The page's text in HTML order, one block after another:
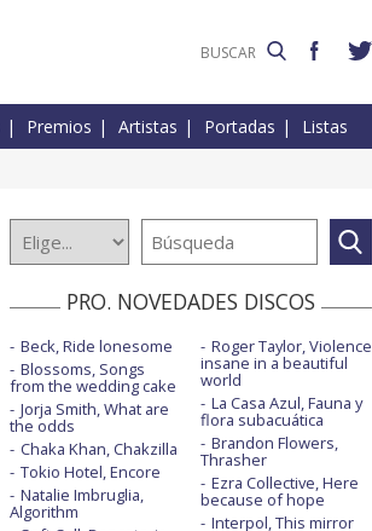
Premios Artistas Portadas Listas
PRO. NOVEDADES DISCOS
Beck, Ride lonesome
Blossoms, Songs
from the wedding cake
Jorja Smith, What are
the odds
Chaka Khan, Chakzilla
Tokio Hotel, Encore
Natalie Imbruglia,
Algorithm
Roger Taylor, Violence
insane in a beautiful
world
La Casa Azul, Fauna y
flora subacuática
Brandon Flowers,
Thrasher
Ezra Collective, Here
because of hope
Interpol, This mirror